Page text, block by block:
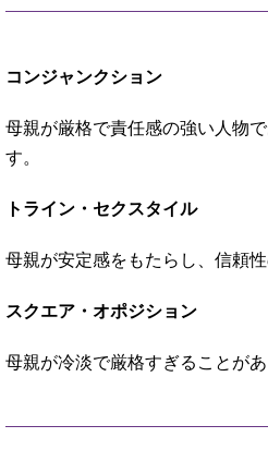
コンジャンクション
母親が厳格で責任感の強い人物
す。
トライン・セクスタイル
母親が安定感をもたらし、信頼
スクエア・オポジション
母親が冷淡で厳格すぎることが